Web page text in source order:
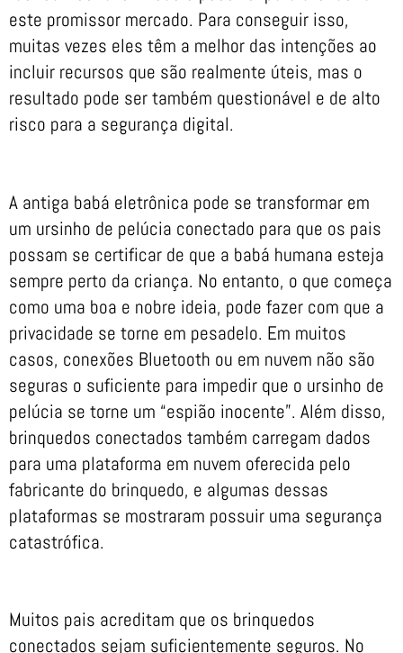
este promissor mercado. Para conseguir isso,
muitas vezes eles têm a melhor das intenções ao
incluir recursos que são realmente úteis, mas o
resultado pode ser também questionável e de alto
risco para a segurança digital.
A antiga babá eletrônica pode se transformar em
um ursinho de pelúcia conectado para que os pais
possam se certificar de que a babá humana esteja
sempre perto da criança. No entanto, o que começa
como uma boa e nobre ideia, pode fazer com que a
privacidade se torne em pesadelo. Em muitos
casos, conexões Bluetooth ou em nuvem não são
seguras o suficiente para impedir que o ursinho de
pelúcia se torne um “espião inocente”. Além disso,
brinquedos conectados também carregam dados
para uma plataforma em nuvem oferecida pelo
fabricante do brinquedo, e algumas dessas
plataformas se mostraram possuir uma segurança
catastrófica.
Muitos pais acreditam que os brinquedos
conectados sejam suficientemente seguros. No